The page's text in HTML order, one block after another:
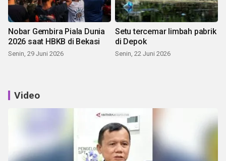
Nobar Gembira Piala Dunia
2026 saat HBKB di Bekasi
Senin, 29 Juni 2026
Setu tercemar limbah pabrik
di Depok
Senin, 22 Juni 2026
Video